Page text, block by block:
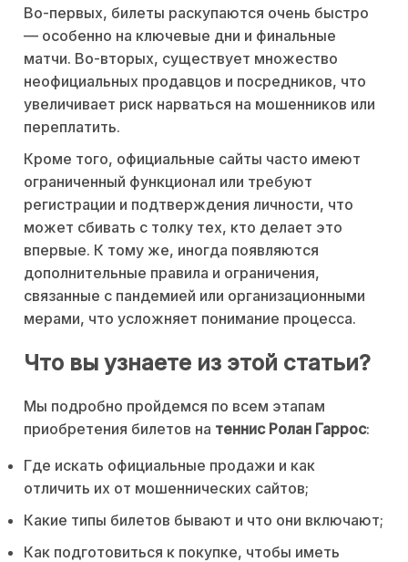
Во-первых, билеты раскупаются очень быстро
— особенно на ключевые дни и финальные
матчи. Во-вторых, существует множество
неофициальных продавцов и посредников, что
увеличивает риск нарваться на мошенников или
переплатить.
Кроме того, официальные сайты часто имеют
ограниченный функционал или требуют
регистрации и подтверждения личности, что
может сбивать с толку тех, кто делает это
впервые. К тому же, иногда появляются
дополнительные правила и ограничения,
связанные с пандемией или организационными
мерами, что усложняет понимание процесса.
Что вы узнаете из этой статьи?
Мы подробно пройдемся по всем этапам
приобретения билетов на теннис Ролан Гаррос:
Где искать официальные продажи и как
отличить их от мошеннических сайтов;
Какие типы билетов бывают и что они включают;
Как подготовиться к покупке, чтобы иметь